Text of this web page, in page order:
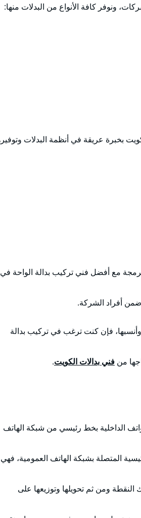
مع أفضل فني تركيب بدالة الواحة في
ضمن أفراد الشركة.
وأنسبها، فإن كنت ترغب في تركيب بدالة
من فني بدالات الكويت.
الداخلية بخط رئيسي من شبكة الهاتف
المتصلة بشبكة الهاتف العمومية، فهي
النقطة ومن ثم تحويلها وتوزيعها على